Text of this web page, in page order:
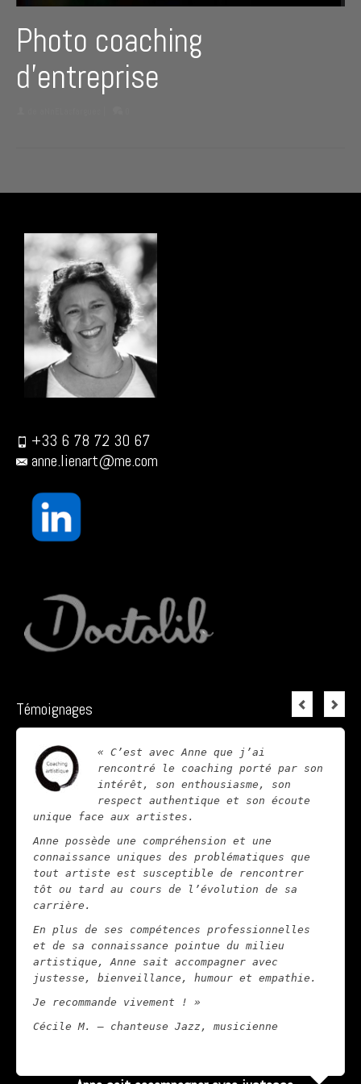
Photo coaching
d’entreprise
+33 6 78 72 30 67
anne.lienart@me.com
Témoignages
« C’est avec Anne que j’ai
rencontré le coaching porté par son
intérêt, son enthousiasme, son
respect authentique et son écoute
unique face aux artistes.
Anne possède une compréhension et une
connaissance uniques des problématiques que
tout artiste est susceptible de rencontrer
tôt ou tard au cours de l’évolution de sa
carrière.
En plus de ses compétences professionnelles
et de sa connaissance pointue du milieu
artistique, Anne sait accompagner avec
justesse, bienveillance, humour et empathie.
Je recommande vivement ! »
Cécile M. – chanteuse Jazz, musicienne